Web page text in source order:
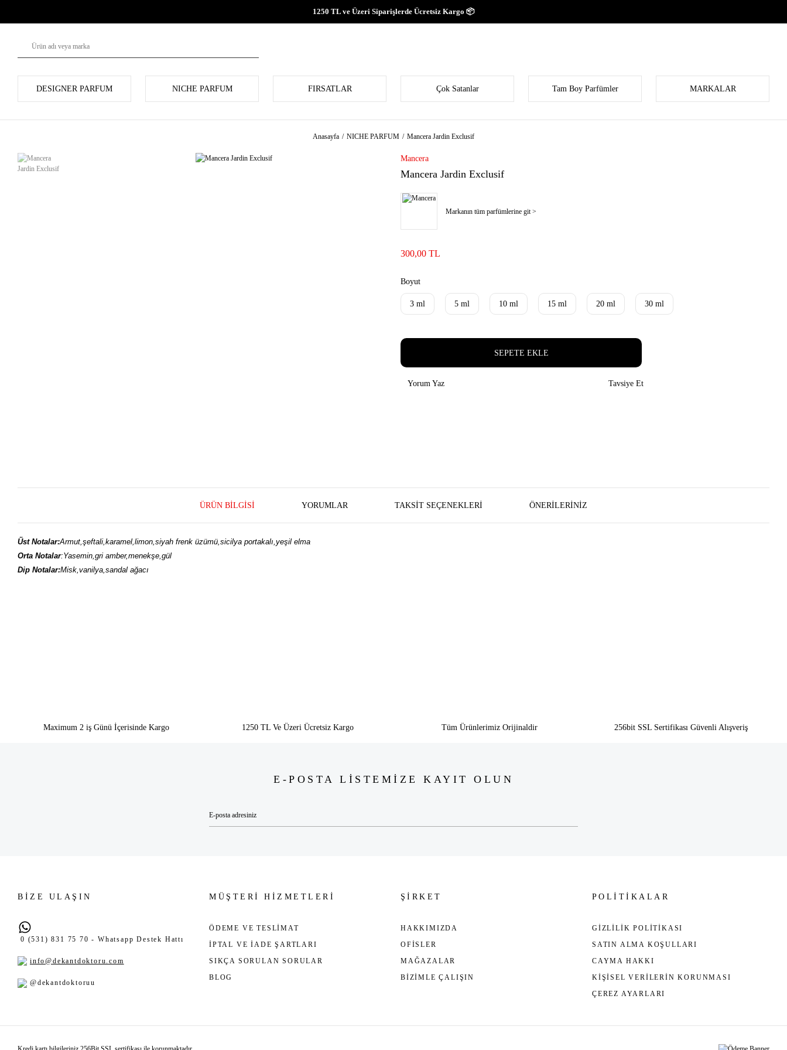
1250 TL ve Üzeri Siparişlerde Ücretsiz Kargo 📦
DESIGNER PARFUM NICHE PARFUM FIRSATLAR Çok Satanlar Tam Boy Parfümler MARKALAR
Anasayfa NICHE PARFUM Mancera Jardin Exclusif
Mancera
Mancera Jardin Exclusif
Markanın tüm parfümlerine git >
300,00 TL
Boyut
3 ml 5 ml 10 ml 15 ml 20 ml 30 ml
SEPETE EKLE
Yorum Yaz Tavsiye Et
ÜRÜN BILGISI YORUMLAR TAKSIT SEÇENEKLERI ÖNERILERINIZ
Üst Notalar:Armut,şeftali,karamel,limon,siyah frenk üzümü,sicilya portakalı,yeşil elma
Orta Notalar:Yasemin,gri amber,menekşe,gül
Dip Notalar:Misk,vanilya,sandal ağacı
Maximum 2 iş Günü İçerisinde Kargo 1250 TL Ve Üzeri Ücretsiz Kargo Tüm Ürünlerimiz Orijinaldir 256bit SSL Sertifikası Güvenli Alışveriş
E-POSTA LİSTEMİZE KAYIT OLUN
BİZE ULAŞIN
0 (531) 831 75 70 - Whatsapp Destek Hattı
info@dekantdoktoru.com
@dekantdoktoruu
MÜŞTERİ HİZMETLERİ
ÖDEME VE TESLİMAT
İPTAL VE İADE ŞARTLARI
SIKÇA SORULAN SORULAR
BLOG
ŞİRKET
HAKKIMIZDA
OFİSLER
MAĞAZALAR
BİZİMLE ÇALIŞIN
POLİTİKALAR
GİZLİLİK POLİTİKASI
SATIN ALMA KOŞULLARI
CAYMA HAKKI
KİŞİSEL VERİLERİN KORUNMASI
ÇEREZ AYARLARI